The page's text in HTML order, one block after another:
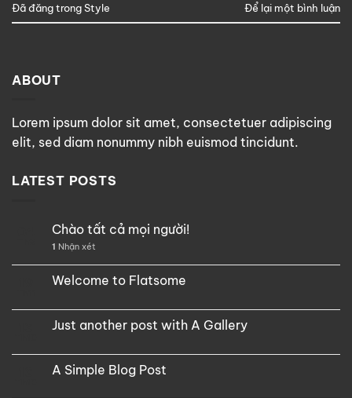
Đã đăng trongStyle Để lại một bình luận
ABOUT
Lorem ipsum dolor sit amet, consectetuer adipiscing
elit, sed diam nonummy nibh euismod tincidunt.
LATEST POSTS
Chào tất cả mọi người!
1 Nhận xét
Welcome to Flatsome
Just another post with A Gallery
A Simple Blog Post